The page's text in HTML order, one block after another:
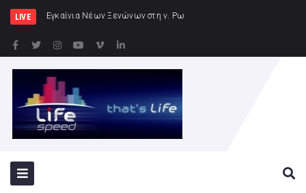
LIVE Εγκαίνια Νέων Ξενώνων στη ν. Ρω